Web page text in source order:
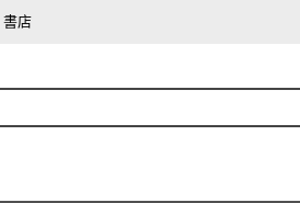
書店